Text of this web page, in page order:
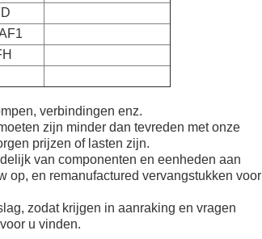
verbindingen enz.
zijn minder dan tevreden met onze
prijzen of lasten zijn.
van componenten en eenheden aan
op, en remanufactured vervangstukken voor
zodat krijgen in aanraking en vragen
u vinden.